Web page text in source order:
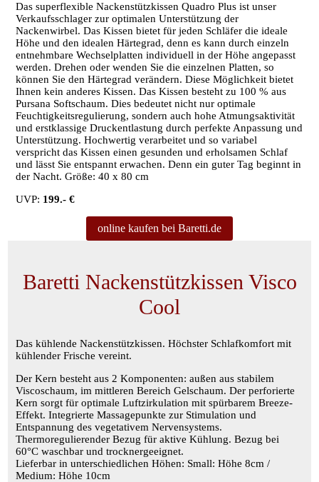
Das superflexible Nackenstützkissen Quadro Plus ist unser
Verkaufsschlager zur optimalen Unterstützung der
Nackenwirbel. Das Kissen bietet für jeden Schläfer die ideale
Höhe und den idealen Härtegrad, denn es kann durch einzeln
entnehmbare Wechselplatten individuell in der Höhe angepasst
werden. Drehen oder wenden Sie die einzelnen Platten, so
können Sie den Härtegrad verändern. Diese Möglichkeit bietet
Ihnen kein anderes Kissen. Das Kissen besteht zu 100 % aus
Pursana Softschaum. Dies bedeutet nicht nur optimale
Feuchtigkeitsregulierung, sondern auch hohe Atmungsaktivität
und erstklassige Druckentlastung durch perfekte Anpassung und
Unterstützung. Hochwertig verarbeitet und so variabel
verspricht das Kissen einen gesunden und erholsamen Schlaf
und lässt Sie entspannt erwachen. Denn ein guter Tag beginnt in
der Nacht. Größe: 40 x 80 cm
UVP: 199.- €
online kaufen bei Baretti.de
Baretti Nackenstützkissen Visco
Cool
Das kühlende Nackenstützkissen. Höchster Schlafkomfort mit
kühlender Frische vereint.
Der Kern besteht aus 2 Komponenten: außen aus stabilem
Viscoschaum, im mittleren Bereich Gelschaum. Der perforierte
Kern sorgt für optimale Luftzirkulation mit spürbarem Breeze-
Effekt. Integrierte Massagepunkte zur Stimulation und
Entspannung des vegetativem Nervensystems.
Thermoregulierender Bezug für aktive Kühlung. Bezug bei
60°C waschbar und trocknergeeignet.
Lieferbar in unterschiedlichen Höhen: Small: Höhe 8cm /
Medium: Höhe 10cm